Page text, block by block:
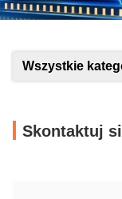
Wszystkie
Skontaktuj